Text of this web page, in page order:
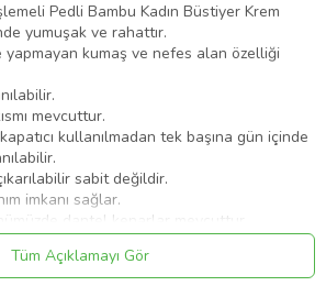
Pedli Bambu Kadın Büstiyer Krem
yumuşak ve rahattır.
yapmayan kumaş ve nefes alan özelliği
mevcuttur.
kullanılmadan tek başına gün içinde
sabit değildir.
imkanı sağlar.
dantel kenarlar mevcuttur.
görünümü kazanan nakış işlemeli
Tüm Açıklamayı Gör